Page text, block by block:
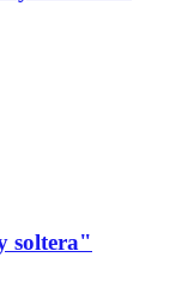
soltera"